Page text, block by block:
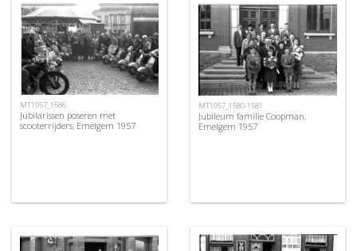
MT1957_1586
Jubilarissen poseren met
scooterrijders, Emelgem 1957
MT1957_1580-1581
Jubileum familie Coopman,
Emelgem 1957